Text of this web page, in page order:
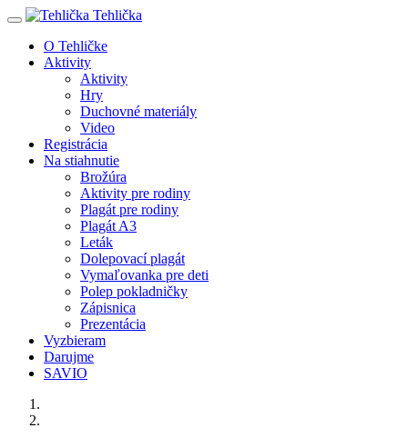
Tehlička
O Tehličke
Aktivity
Aktivity
Hry
Duchovné materiály
Video
Registrácia
Na stiahnutie
Brožúra
Aktivity pre rodiny
Plagát pre rodiny
Plagát A3
Leták
Dolepovací plagát
Vymaľovanka pre deti
Polep pokladničky
Zápisnica
Prezentácia
Vyzbieram
Darujme
SAVIO